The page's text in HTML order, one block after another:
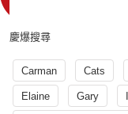
慶爆搜尋
Carman Cats
Elaine Gary